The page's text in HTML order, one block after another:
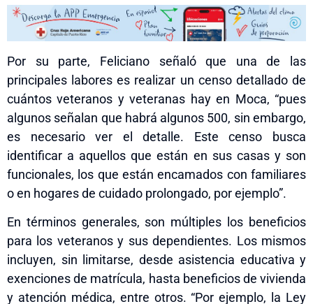
Por su parte, Feliciano señaló que una de las
principales labores es realizar un censo detallado de
cuántos veteranos y veteranas hay en Moca, “pues
algunos señalan que habrá algunos 500, sin embargo,
es necesario ver el detalle. Este censo busca
identificar a aquellos que están en sus casas y son
funcionales, los que están encamados con familiares
o en hogares de cuidado prolongado, por ejemplo”.
En términos generales, son múltiples los beneficios
para los veteranos y sus dependientes. Los mismos
incluyen, sin limitarse, desde asistencia educativa y
exenciones de matrícula, hasta beneficios de vivienda
y atención médica, entre otros. “Por ejemplo, la Ley